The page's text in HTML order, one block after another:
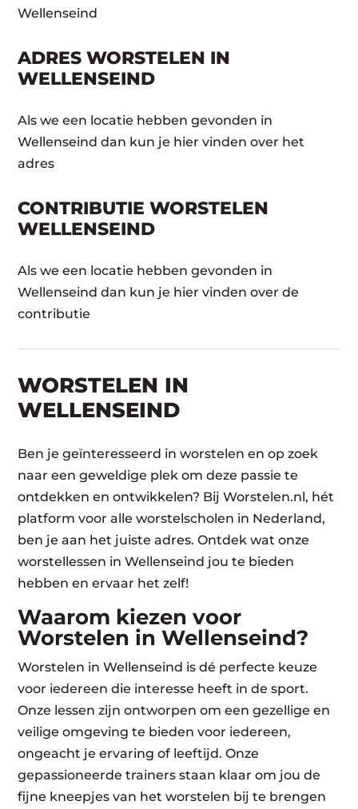
Wellenseind
ADRES WORSTELEN IN
WELLENSEIND
Als we een locatie hebben gevonden in
Wellenseind dan kun je hier vinden over het
adres
CONTRIBUTIE WORSTELEN
WELLENSEIND
Als we een locatie hebben gevonden in
Wellenseind dan kun je hier vinden over de
contributie
WORSTELEN​ IN
WELLENSEIND
Ben je geïnteresseerd in worstelen en op zoek
naar een geweldige plek om deze passie te
ontdekken en ontwikkelen? Bij Worstelen.nl, hét
platform voor alle worstelscholen in Nederland,
ben je aan het juiste adres. Ontdek wat onze
worstellessen in Wellenseind jou te bieden
hebben en ervaar het zelf!
Waarom kiezen voor
Worstelen in Wellenseind?
Worstelen in Wellenseind is dé perfecte keuze
voor iedereen die interesse heeft in de sport.
Onze lessen zijn ontworpen om een gezellige en
veilige omgeving te bieden voor iedereen,
ongeacht je ervaring of leeftijd. Onze
gepassioneerde trainers staan klaar om jou de
fijne kneepjes van het worstelen bij te brengen